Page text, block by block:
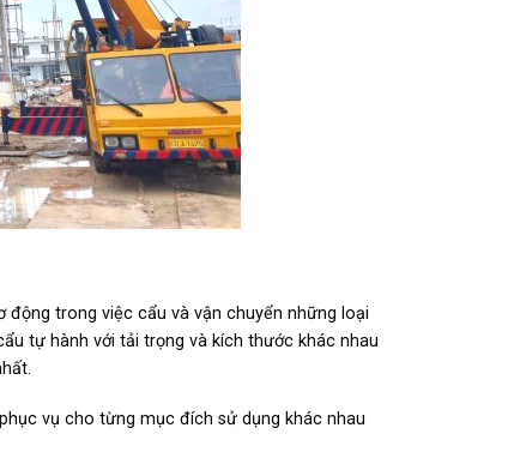
trong việc cẩu và vận chuyển những loại
tự hành với tải trọng và kích thước khác nhau
vụ cho từng mục đích sử dụng khác nhau